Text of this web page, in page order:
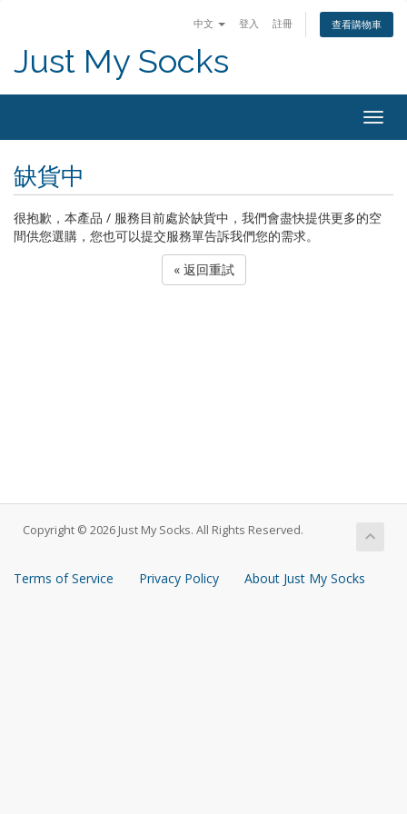
中文 登入 註冊 查看購物車
Just My Socks
缺貨中
很抱歉，本產品 / 服務目前處於缺貨中，我們會盡快提供更多的空
間供您選購，您也可以提交服務單告訴我們您的需求。
« 返回重試
Copyright © 2026 Just My Socks. All Rights Reserved.
Terms of Service Privacy Policy About Just My Socks